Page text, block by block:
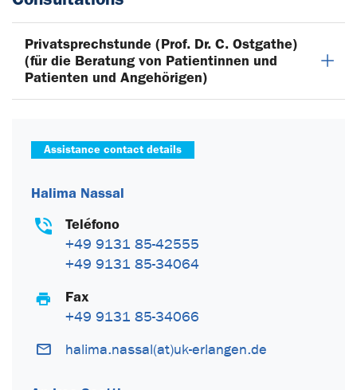
Privatsprechstunde (Prof. Dr. C. Ostgathe)
(für die Beratung von Patientinnen und
Patienten und Angehörigen)
Assistance contact details
Halima Nassal
Teléfono
+49 9131 85-42555
+49 9131 85-34064
Fax
+49 9131 85-34066
halima.nassal(at)uk-erlangen.de